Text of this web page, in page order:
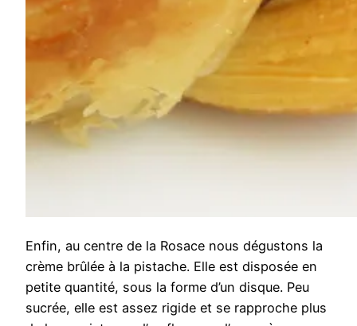
Enfin, au centre de la Rosace nous dégustons la
crème brûlée à la pistache. Elle est disposée en
petite quantité, sous la forme d’un disque. Peu
sucrée, elle est assez rigide et se rapproche plus